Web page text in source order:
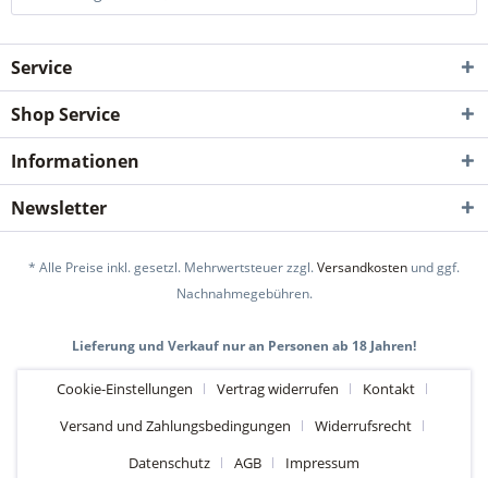
Service
Shop Service
Informationen
Newsletter
* Alle Preise inkl. gesetzl. Mehrwertsteuer zzgl.Versandkosten und ggf.
Nachnahmegebühren.
Lieferung und Verkauf nur an Personen ab 18 Jahren!
Cookie-Einstellungen Vertrag widerrufen
Kontakt
Versand und Zahlungsbedingungen
Widerrufsrecht
Datenschutz
AGB Impressum